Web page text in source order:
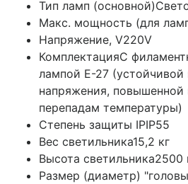
Тип ламп (основной)
Макс. мощность (для
Напряжение, V220V
КомплектацияС
лампой E-27 (устойчивой
напряжения, повышенной
перепадам температуры)
Степень защиты IPIP55
Вес светильника15,2 кг
Высота светильника2500
Размер (диаметр)